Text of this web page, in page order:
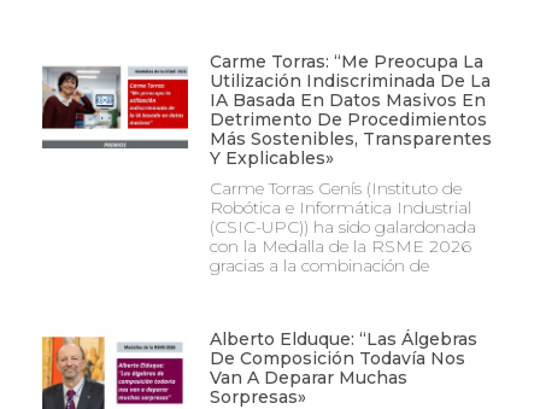
Carme Torras: “Me Preocupa La
Utilización Indiscriminada De La
IA Basada En Datos Masivos En
Detrimento De Procedimientos
Más Sostenibles, Transparentes
Y Explicables»
Carme Torras Genís (Instituto de
Robótica e Informática Industrial
(CSIC-UPC)) ha sido galardonada
con la Medalla de la RSME 2026
gracias a la combinación de
Alberto Elduque: “Las Álgebras
De Composición Todavía Nos
Van A Deparar Muchas
Sorpresas»